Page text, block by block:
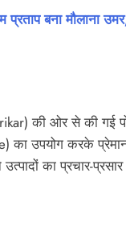
बना मौलाना
की ओर से की गई
का उपयोग करके
का प्रचार-